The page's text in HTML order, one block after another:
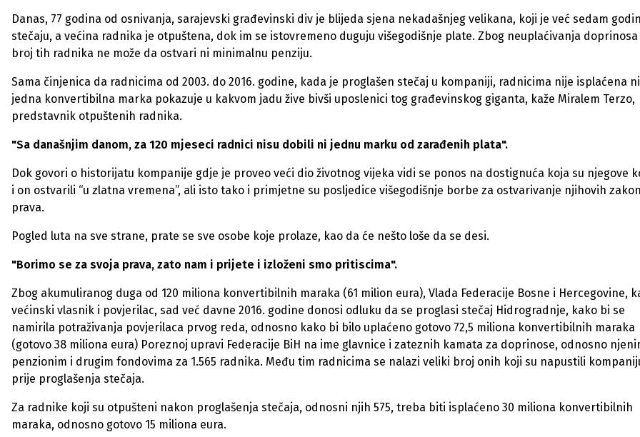
Danas, 77 godina od osnivanja, sarajevski građevinski div je blijeda sjena nekadašnjeg velikana, koji je već sedam
stečaju, a većina radnika je otpuštena, dok im se istovremeno duguju višegodišnje plate. Zbog neuplaćivanja
broj tih radnika ne može da ostvari ni minimalnu penziju.
Sama činjenica da radnicima od 2003. do 2016. godine, kada je proglašen stečaj u kompaniji, radnicima nije isplaćena
jedna konvertibilna marka pokazuje u kakvom jadu žive bivši uposlenici tog građevinskog giganta, kaže Miralem Terzo,
predstavnik otpuštenih radnika.
"Sa današnjim danom, za 120 mjeseci radnici nisu dobili ni jednu marku od zarađenih plata".
Dok govori o historijatu kompanije gdje je proveo veći dio životnog vijeka vidi se ponos na dostignuća koja su njegove
i on ostvarili “u zlatna vremena”, ali isto tako i primjetne su posljedice višegodišnje borbe za ostvarivanje njihovih
prava.
Pogled luta na sve strane, prate se sve osobe koje prolaze, kao da će nešto loše da se desi.
"Borimo se za svoja prava, zato nam i prijete i izloženi smo pritiscima".
Zbog akumuliranog duga od 120 miliona konvertibilnih maraka (61 milion eura), Vlada Federacije Bosne i Hercegovine,
većinski vlasnik i povjerilac, sad već davne 2016. godine donosi odluku da se proglasi stečaj Hidrogradnje, kako bi se
namirila potraživanja povjerilaca prvog reda, odnosno kako bi bilo uplaćeno gotovo 72,5 miliona konvertibilnih maraka
(gotovo 38 miliona eura) Poreznoj upravi Federacije BiH na ime glavnice i zateznih kamata za doprinose, odnosno
penzionim i drugim fondovima za 1.565 radnika. Među tim radnicima se nalazi veliki broj onih koji su napustili
prije proglašenja stečaja.
Za radnike koji su otpušteni nakon proglašenja stečaja, odnosni njih 575, treba biti isplaćeno 30 miliona konvertibilnih
maraka, odnosno gotovo 15 miliona eura.